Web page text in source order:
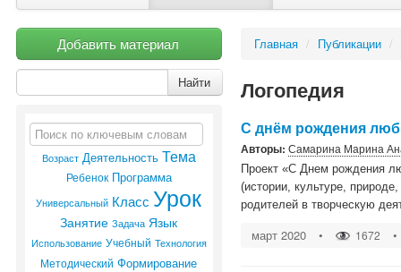
Добавить материал
Найти
Возраст Деятельность Тема
Ребенок Программа
Универсальный Класс Урок
Занятие Задача Язык
Использование Учебный Технология
Методический Формирование
Главная / Публикации /
Логопедия
С днём рождения
Авторы: Самарина Марина
Проект «С Днем рождения
(истории, культуре,
родителей в творческую
март 2020 • 1672 •